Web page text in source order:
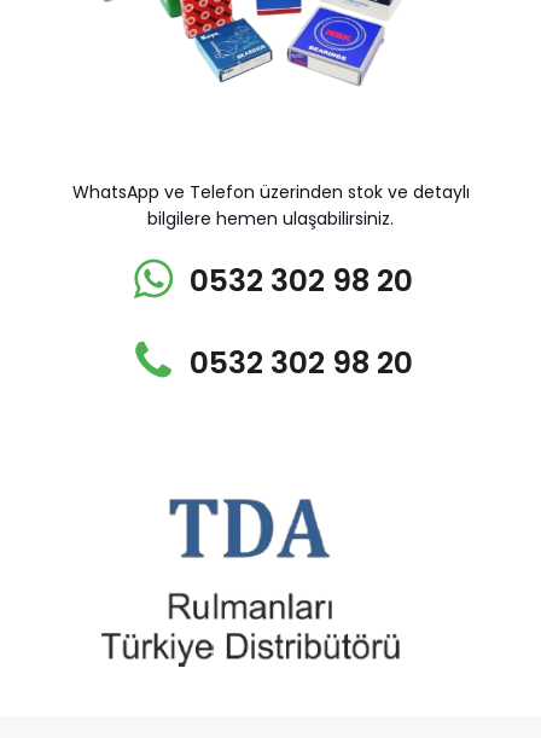
WhatsApp ve Telefon üzerinden stok ve detaylı
bilgilere hemen ulaşabilirsiniz.
0532 302 98 20
0532 302 98 20